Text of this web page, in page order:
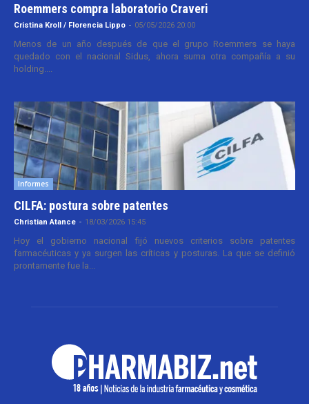
Roemmers compra laboratorio Craveri
Cristina Kroll / Florencia Lippo - 05/05/2026 20:00
Menos de un año después de que el grupo Roemmers se haya
quedado con el nacional Sidus, ahora suma otra compañía a su
holding....
Informes
CILFA: postura sobre patentes
Christian Atance - 18/03/2026 15:45
Hoy el gobierno nacional fijó nuevos criterios sobre patentes
farmacéuticas y ya surgen las críticas y posturas. La que se definió
prontamente fue la...